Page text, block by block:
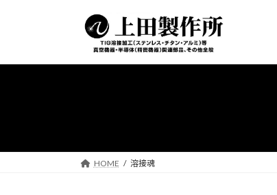
プ
動
HOME 溶接魂